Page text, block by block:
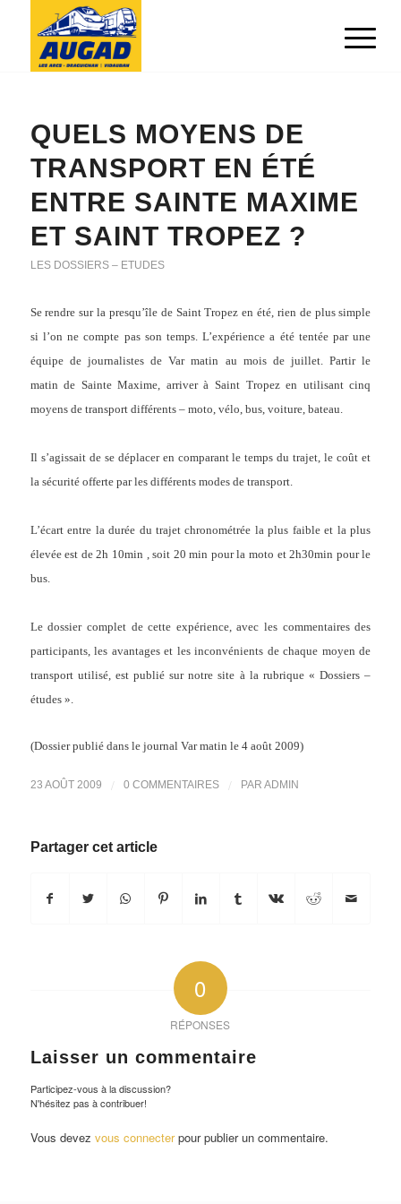
QUELS MOYENS DE
TRANSPORT EN ÉTÉ
ENTRE SAINTE MAXIME
ET SAINT TROPEZ ?
LES DOSSIERS – ETUDES
Se rendre sur la presqu’île de Saint Tropez en été, rien de plus simple
si l’on ne compte pas son temps. L’expérience a été tentée par une
équipe de journalistes de Var matin au mois de juillet. Partir le
matin de Sainte Maxime, arriver à Saint Tropez en utilisant cinq
moyens de transport différents – moto, vélo, bus, voiture, bateau.
Il s’agissait de se déplacer en comparant le temps du trajet, le coût et
la sécurité offerte par les différents modes de transport.
L’écart entre la durée du trajet chronométrée la plus faible et la plus
élevée est de 2h 10min , soit 20 min pour la moto et 2h30min pour le
bus.
Le dossier complet de cette expérience, avec les commentaires des
participants, les avantages et les inconvénients de chaque moyen de
transport utilisé, est publié sur notre site à la rubrique « Dossiers –
études ».
(Dossier publié dans le journal Var matin le 4 août 2009)
23 AOÛT 2009 / 0 COMMENTAIRES / PAR ADMIN
Partager cet article
0
RÉPONSES
Laisser un commentaire
Participez-vous à la discussion?
N'hésitez pas à contribuer!
Vous devez vous connecterpour publier un commentaire.